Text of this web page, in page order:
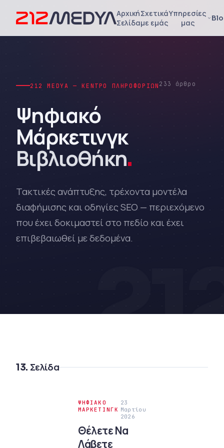
Αρχική
Σελίδα
Σχετικά
με εμάς
Υπηρεσίες
μας
212 MEDYA — ΚΈΝΤΡΟ ΠΛΗΡΟΦΟΡΙΏΝ 233 άρθρο
Ψηφιακό
Μάρκετινγκ
Βιβλιοθήκη.
Τακτικές ανάπτυξης, τρέχοντα μοντέλα
διαφήμισης και οδηγίες SEO — περιεχόμενο
που έχει δοκιμαστεί στο πεδίο και έχει
επιβεβαιωθεί με δεδομένα.
13. Σελίδα
ΨΗΦΙΑΚΌ
ΜΆΡΚΕΤΙΝΓΚ
23
Μαρτίου
2026
Θέλετε Να
Λάβετε